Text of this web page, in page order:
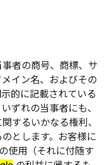
事者の商号、商標、サ
イン名、およびその
的に記載されている
ずれの当事者にも、
するいかなる権利、
とします。お客様に
使用（それに付随す